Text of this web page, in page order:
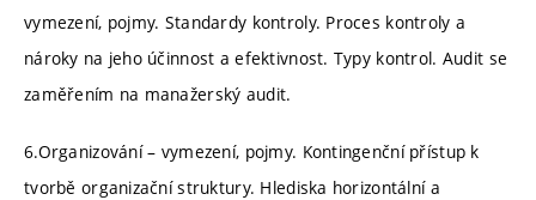
vymezení, pojmy. Standardy kontroly. Proces kontroly a
nároky na jeho účinnost a efektivnost. Typy kontrol. Audit se
zaměřením na manažerský audit.
6.Organizování – vymezení, pojmy. Kontingenční přístup k
tvorbě organizační struktury. Hlediska horizontální a